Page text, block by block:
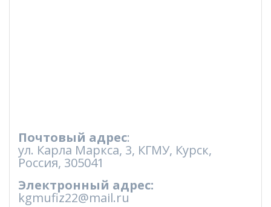
Почтовый адрес:
ул. Карла Маркса, 3, КГМУ, Курск,
Россия, 305041
Электронный адрес:
kgmufiz22@mail.ru